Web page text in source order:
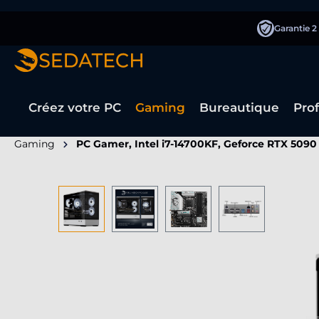
Garantie 2
Créez votre PC Gaming Bureautique
Gaming PC Gamer, Intel i7-14700KF, Geforce RTX 5090
Ignorer la galerie d'images